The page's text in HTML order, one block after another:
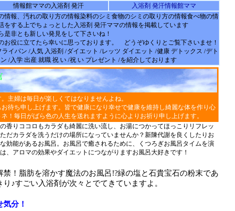
情報館ママの入浴剤 発汗
入浴剤 発汗情報館ママ
情報、汚れの取り方の情報染料のシミ食物のシミの取り方の情報食べ物の情
をする上でちょっとした 入浴剤 発汗ママの情報を掲載しています
非とも新しい発見をして下さいね！
お役に立てたら幸いに思っております。 どうぞゆくりとご覧下さいませ！
イパン /人気 入浴剤 /ダイエット /レッツ ダイエット /健康 デトックス /デト
/入学 出産 就職 祝 い /祝 い プレゼント /を紹介しております
主婦は毎日が楽しくてはなりませんよね。
待ち申し上げます。皆で健康になり幸せで健康を維持し綺麗な体を作り心
！毎日がばら色の人生を送れますように心よりお祈り申し上げます。
香りココロもカラダも綺麗に洗い流し、お湯につかってほっこりリフレッ
だカラダを洗うだけの場所になっていませんか？新陳代謝を良くしたりお
効能があるお風呂。お風呂で癒されるために、くつろぎお風呂タイムを演
、アロマの効果やダイエットにつながりますお風呂大好きです！
！脂肪を溶かす魔法のお風呂!?緑の塩と石貴宝石の粉末であ
♪すごい入浴剤が次々とでてきていますよ。
分！